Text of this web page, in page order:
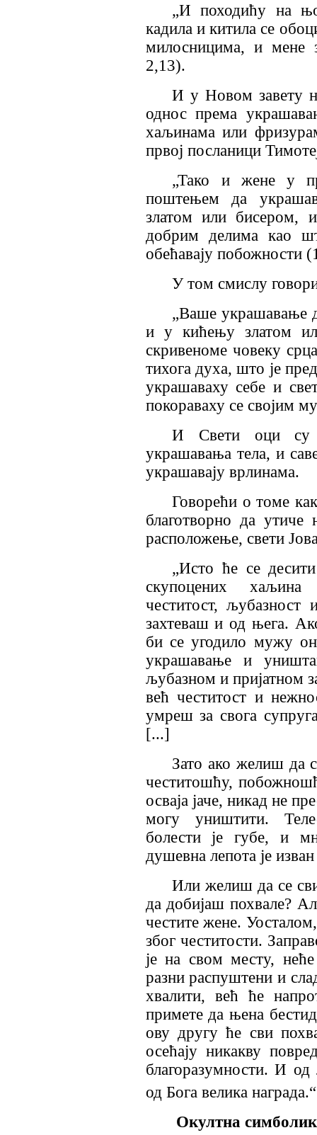
„И походићу на
кадила и китила се
милосницима, и мене
2,13).
И у Новом завету
однос према
хаљинама или
првој посланици
„Тако и жене у
поштењем да
златом или бисером,
добрим делима као
обећавају побожности
У том смислу
„Ваше украшавање
и у кићењу златом
скривеноме човеку
тихога духа, што је
украшаваху себе и
покораваху се својим
И Свети оци су
украшавања тела, и
украшавају врлинама.
Говорећи о томе
благотворно да
расположење, свети
„Исто ће се десити
скупоцених
честитост, љубазност
захтеваш и од њега.
би се угодило мужу
украшавање и
љубазном и пријатном
већ честитост и
умреш за свога
[...]
Зато ако желиш да
честитошћу,
осваја јаче, никад не
могу уништити.
болести је губе, и
душевна лепота је изван
Или желиш да се
да добијаш похвале?
честите жене.
због честитости.
је на свом месту,
разни распуштени и
хвалити, већ ће
примете да њена
ову другу ће сви
осећају никакву
благоразумности. И
од Бога велика награда.“
Окултна